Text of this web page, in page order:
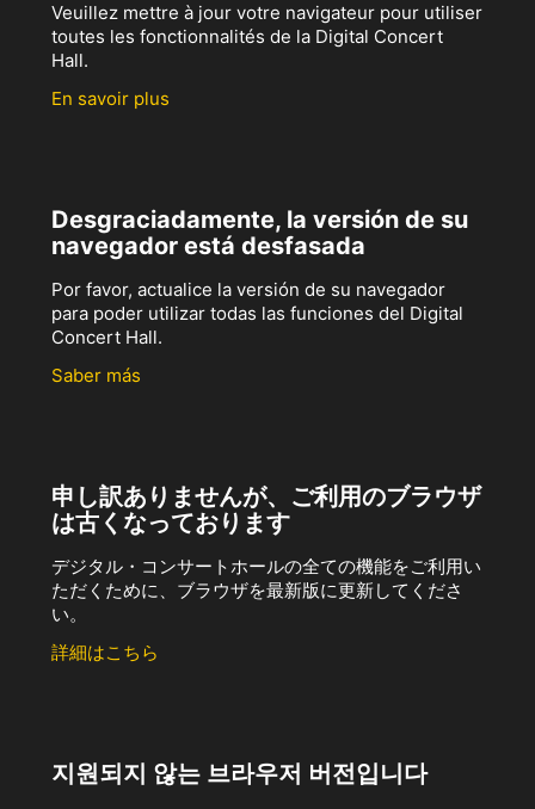
Veuillez mettre à jour votre navigateur pour utiliser
toutes les fonctionnalités de la Digital Concert
Hall.
En savoir plus
Desgraciadamente, la versión de su
navegador está desfasada
Por favor, actualice la versión de su navegador
para poder utilizar todas las funciones del Digital
Concert Hall.
Saber más
申し訳ありませんが、ご利用のブラウザ
は古くなっております
デジタル・コンサートホールの全ての機能をご利用い
ただくために、ブラウザを最新版に更新してくださ
い。
詳細はこちら
지원되지 않는 브라우저 버전입니다